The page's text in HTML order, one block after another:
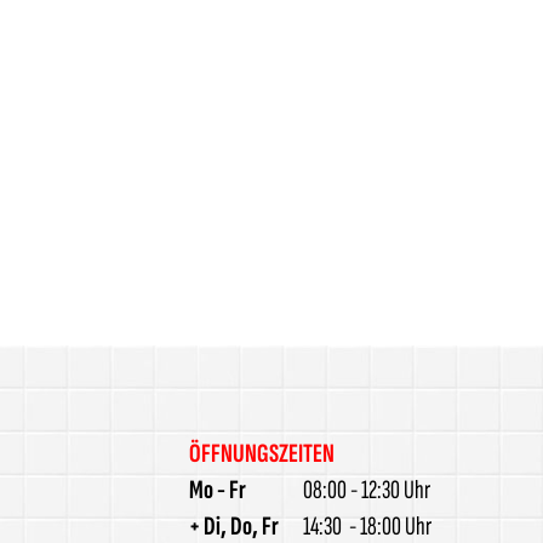
ÖFFNUNGSZEITEN
Mo - Fr
08:00 - 12:30 Uhr
+ Di, Do, Fr
14:30 - 18:00 Uhr